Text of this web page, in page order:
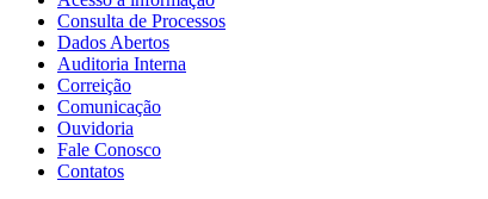
Consulta de Processos
Dados Abertos
Auditoria Interna
Correição
Comunicação
Ouvidoria
Fale Conosco
Contatos